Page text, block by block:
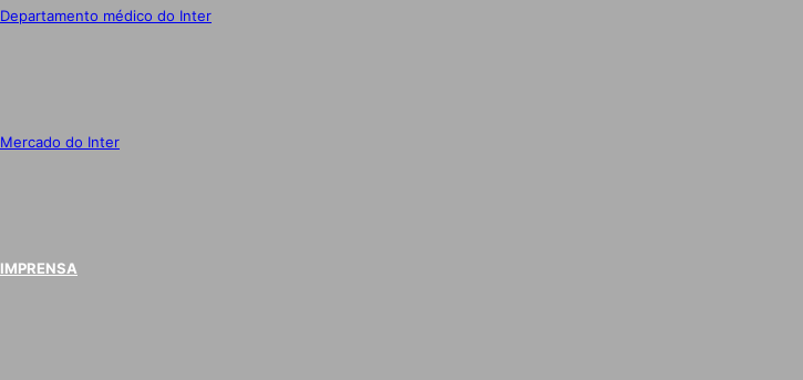
Departamento médico do Inter
Mercado do Inter
IMPRENSA